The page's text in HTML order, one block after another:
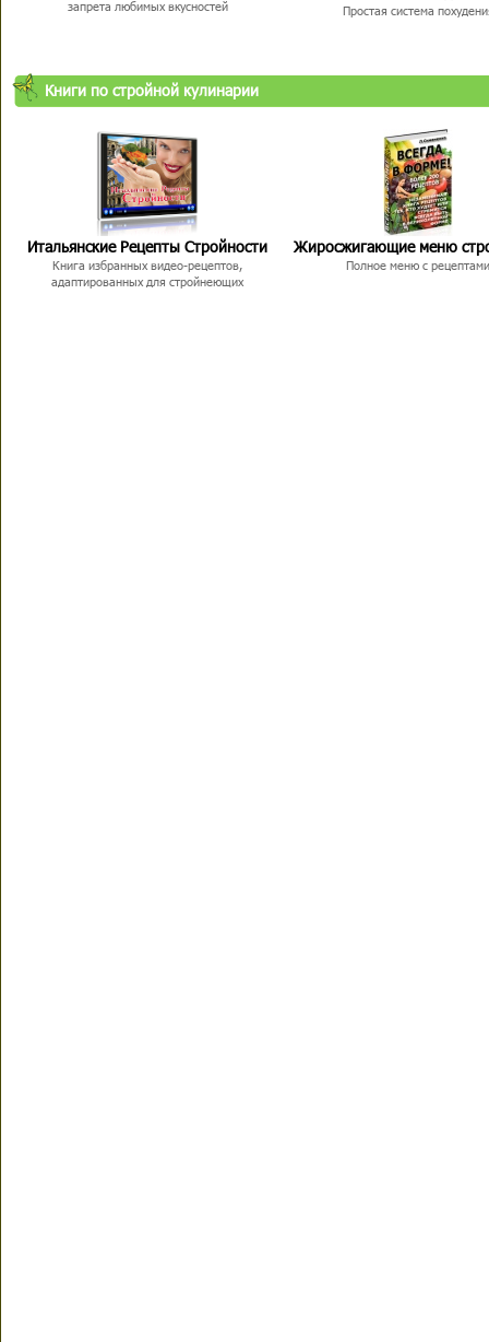
запрета любимых вкусностей
Простая система
Книги по стройной кулинарии
Итальянские Рецепты Стройности
Книга избранных видео-рецептов,
адаптированных для стройнеющих
Жиросжигающие меню
Полное меню с рецептами